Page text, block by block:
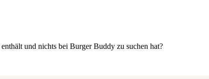
enthält und nichts bei Burger Buddy zu suchen hat?